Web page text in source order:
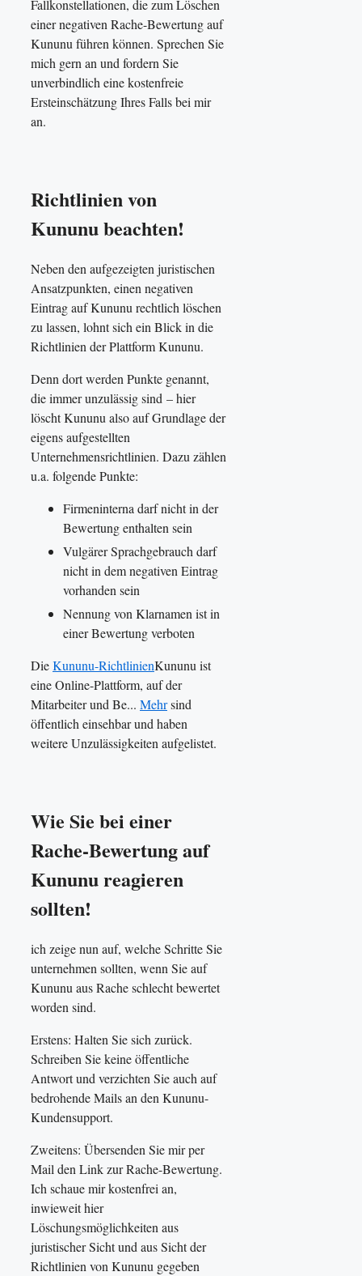
Fallkonstellationen, die zum Löschen
einer negativen Rache-Bewertung auf
Kununu führen können. Sprechen Sie
mich gern an und fordern Sie
unverbindlich eine kostenfreie
Ersteinschätzung Ihres Falls bei mir
an.
Richtlinien von
Kununu beachten!
Neben den aufgezeigten juristischen
Ansatzpunkten, einen negativen
Eintrag auf Kununu rechtlich löschen
zu lassen, lohnt sich ein Blick in die
Richtlinien der Plattform Kununu.
Denn dort werden Punkte genannt,
die immer unzulässig sind – hier
löscht Kununu also auf Grundlage der
eigens aufgestellten
Unternehmensrichtlinien. Dazu zählen
u.a. folgende Punkte:
Firmeninterna darf nicht in der
Bewertung enthalten sein
Vulgärer Sprachgebrauch darf
nicht in dem negativen Eintrag
vorhanden sein
Nennung von Klarnamen ist in
einer Bewertung verboten
DieKununu-RichtlinienKununu ist
eine Online-Plattform, auf der
Mitarbeiter und Be... Mehrsind
öffentlich einsehbar und haben
weitere Unzulässigkeiten aufgelistet.
Wie Sie bei einer
Rache-Bewertung auf
Kununu reagieren
sollten!
ich zeige nun auf, welche Schritte Sie
unternehmen sollten, wenn Sie auf
Kununu aus Rache schlecht bewertet
worden sind.
Erstens: Halten Sie sich zurück.
Schreiben Sie keine öffentliche
Antwort und verzichten Sie auch auf
bedrohende Mails an den Kununu-
Kundensupport.
Zweitens: Übersenden Sie mir per
Mail den Link zur Rache-Bewertung.
Ich schaue mir kostenfrei an,
inwieweit hier
Löschungsmöglichkeiten aus
juristischer Sicht und aus Sicht der
Richtlinien von Kununu gegeben